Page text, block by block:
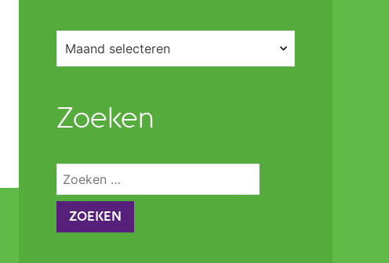
Archieven
Zoeken
Zoeken
naar: